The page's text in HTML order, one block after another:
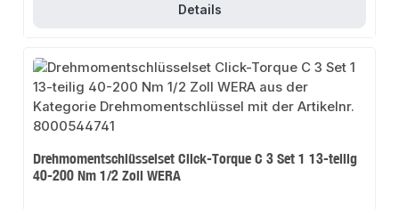
Details
Drehmomentschlüsselset Click-Torque C 3 Set 1 13-teilig
40-200 Nm 1/2 Zoll WERA